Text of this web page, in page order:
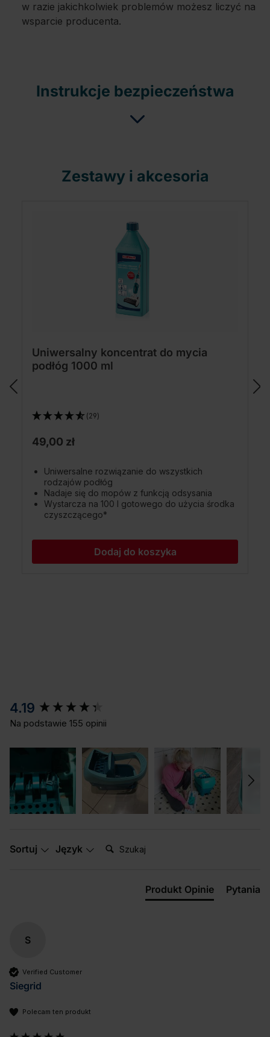
w razie jakichkolwiek problemów możesz liczyć na
wsparcie producenta.
Instrukcje bezpieczeństwa
Zestawy i akcesoria
Uniwersalny koncentrat do mycia
podłóg 1000 ml
(29)
49,00 zł
Uniwersalne rozwiązanie do wszystkich
rodzajów podłóg
Nadaje się do mopów z funkcją odsysania
Wystarcza na 100 l gotowego do użycia środka
czyszczącego*
Dodaj do koszyka
4.19
Na podstawie 155 opinii
Sortuj Język Szukaj:
Produkt Opinie Pytania
S
Verified Customer
Siegrid
Polecam ten produkt
New content loaded